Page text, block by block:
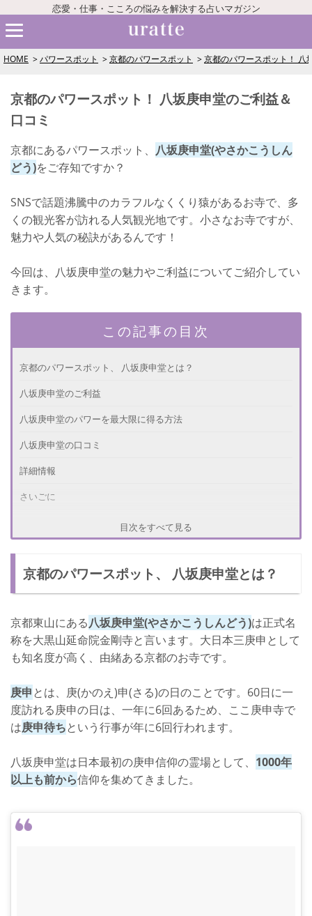
恋愛・仕事・こころの悩みを解決する占いマガジン
HOME パワースポット 京都のパワースポット 京都のパワースポット！ 八
京都のパワースポット！ 八坂庚申堂のご利益＆
口コミ
京都にあるパワースポット、 八坂庚申堂(やさかこうしん
どう)をご存知ですか？
SNSで話題沸騰中のカラフルなくくり猿があるお寺で、多
くの観光客が訪れる人気観光地です。小さなお寺ですが、
魅力や人気の秘訣があるんです！
今回は、八坂庚申堂の魅力やご利益についてご紹介してい
きます。
この記事の目次
京都のパワースポット、 八坂庚申堂とは？
八坂庚申堂のご利益
八坂庚申堂のパワーを最大限に得る方法
八坂庚申堂の口コミ
詳細情報
さいごに
目次をすべて見る
京都のパワースポット、 八坂庚申堂とは？
京都東山にある八坂庚申堂(やさかこうしんどう)は正式名
称を大黒山延命院金剛寺と言います。大日本三庚申として
も知名度が高く、由緒ある京都のお寺です。
庚申とは、庚(かのえ)申(さる)の日のことです。60日に一
度訪れる庚申の日は、一年に6回あるため、ここ庚申寺で
は庚申待ちという行事が年に6回行われます。
八坂庚申堂は日本最初の庚申信仰の霊場として、 1000年
以上も前から信仰を集めてきました。